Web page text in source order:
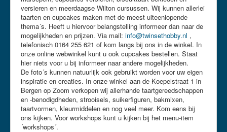
versieren en meerdaagse Wilton cursussen. Wij kunnen allerlei
taarten en cupcakes maken met de meest uiteenlopende
thema´s. Heeft u hiervoor belangstelling informeer dan naar de
mogelijkheden en prijzen. Via mail: info@twinsethobby.nl ,
telefonisch 0164 255 621 of kom langs bij ons in de winkel. In
onze online webwinkel kunt u ook cupcakes bestellen. Staat
hier niets voor u bij informeer naar andere mogelijkheden.
De foto´s kunnen natuurlijk ook gebruikt worden voor uw eigen
inspiratie en creaties. In onze winkel aan de Koepelstraat 1 in
Bergen op Zoom verkopen wij allerhande taartgereedschappen
en -benodigdheden, strooisels, suikerfiguren, bakmixen,
taartvormen, kleurmiddelen en nog veel meer. Kom eens bij
ons kijken. Voor workshops kunt u kijken bij het menu-item
´workshops´.